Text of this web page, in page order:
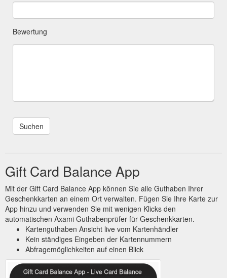
Bewertung
Gift Card Balance App
Mit der Gift Card Balance App können Sie alle Guthaben Ihrer
Geschenkkarten an einem Ort verwalten. Fügen Sie Ihre Karte zur
App hinzu und verwenden Sie mit wenigen Klicks den
automatischen Axami Guthabenprüfer für Geschenkkarten.
Kartenguthaben Ansicht live vom Kartenhändler
Kein ständiges Eingeben der Kartennummern
Abfragemöglichkeiten auf einen Blick